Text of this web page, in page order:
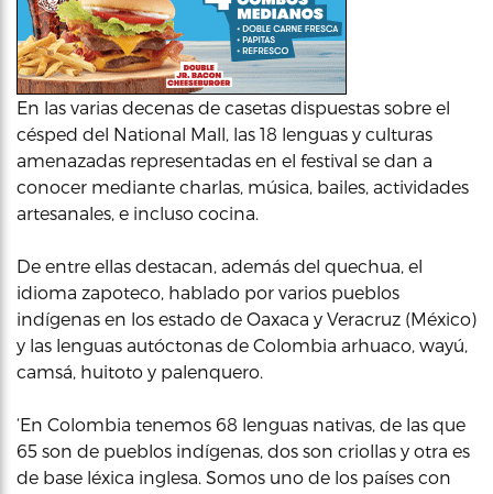
En las varias decenas de casetas dispuestas sobre el
césped del National Mall, las 18 lenguas y culturas
amenazadas representadas en el festival se dan a
conocer mediante charlas, música, bailes, actividades
artesanales, e incluso cocina.
De entre ellas destacan, además del quechua, el
idioma zapoteco, hablado por varios pueblos
indígenas en los estado de Oaxaca y Veracruz (México)
y las lenguas autóctonas de Colombia arhuaco, wayú,
camsá, huitoto y palenquero.
‘En Colombia tenemos 68 lenguas nativas, de las que
65 son de pueblos indígenas, dos son criollas y otra es
de base léxica inglesa. Somos uno de los países con